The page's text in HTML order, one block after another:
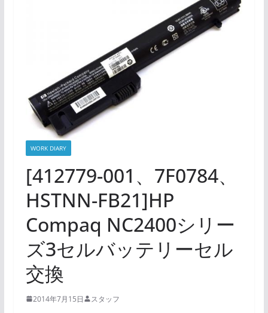
WORK DIARY
[412779-001、7F0784、
HSTNN-FB21]HP
Compaq NC2400シリー
ズ3セルバッテリーセル
交換
2014年7月15日 スタッフ